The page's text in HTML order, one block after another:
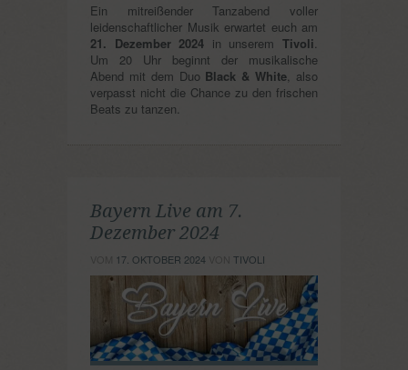
Ein mitreißender Tanzabend voller
leidenschaftlicher Musik erwartet euch am
21. Dezember 2024 in unseremTivoli
Um 20 Uhr beginnt der musikalische
Abend mit dem Duo Black & White , also
verpasst nicht die Chance zu den frischen
Beats zu tanzen.
Bayern Live am 7.
Dezember 2024
17. OKTOBER 2024 TIVOLI